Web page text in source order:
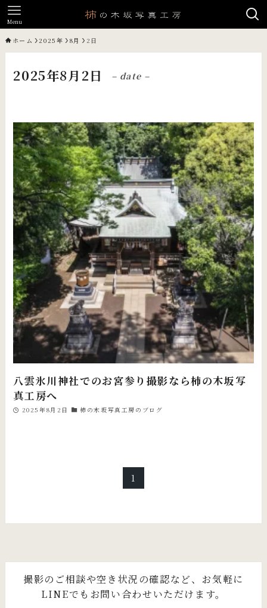
Menu
ホーム 2025年 8月 2日
2025年8月2日 – date –
八雲氷川神社でのお宮参り撮影なら柿の木坂写
真工房へ
2025年8月2日 柿の木坂写真工房のブログ
1
撮影のご相談や空き状況の確認など、お気軽に
LINEでもお問い合わせいただけます。